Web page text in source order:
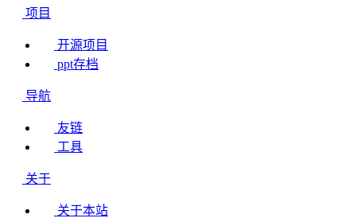
项目
开源项目
ppt存档
导航
友链
工具
关于
关于本站